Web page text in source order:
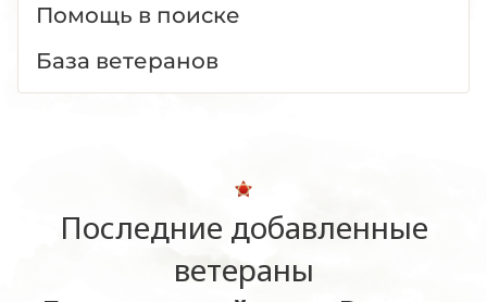
Помощь в поиске
База ветеранов
Последние добавленные
ветераны